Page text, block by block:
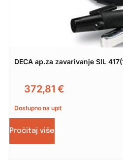
DECA ap.za zavarivanje SIL
372,81 €
Dostupno na upit
Pročitaj više